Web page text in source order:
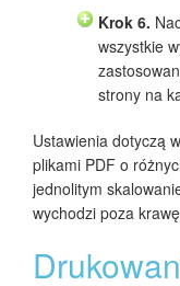
Krok 6.
wszystkie
strony na
Ustawienia dotyczą
plikami PDF o
jednolitym
wychodzi poza